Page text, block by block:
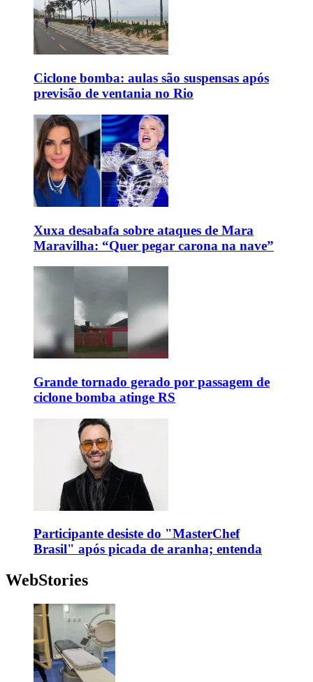
Ciclone bomba: aulas são suspensas após
previsão de ventania no Rio
Xuxa desabafa sobre ataques de Mara
Maravilha: “Quer pegar carona na nave”
Grande tornado gerado por passagem de
ciclone bomba atinge RS
Participante desiste do "MasterChef
Brasil" após picada de aranha; entenda
WebStories